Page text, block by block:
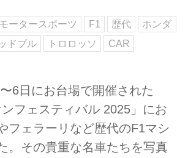
モータースポーツ F1 歴代
ホンダ
ドブル トロロッソ CAR
6日にお台場で開催された
ンフェスティバル 2025」にお
フェラーリなど歴代のF1マシ
。その貴重な名車たちを写真